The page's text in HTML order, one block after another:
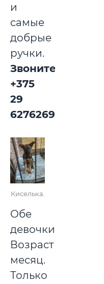
и
самые
добрые
ручки.
Звоните:
+375
29
6276269.
Киселька.
Обе
девочки.
Возраст
месяц.
Только